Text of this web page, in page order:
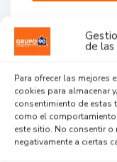
de las
Para ofrecer las
cookies para almacenar
consentimiento de
como el
este sitio. No consentir o
negativamente a ciertas
Agent
...